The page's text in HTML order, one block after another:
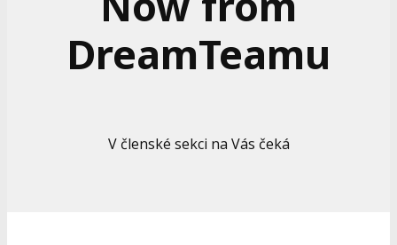
DreamTeamu
V členské sekci na Vás čeká